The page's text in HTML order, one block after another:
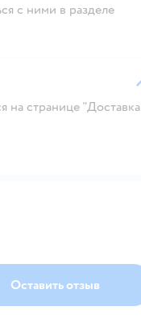
с ними в разделе
странице "Доставка
Оставить отзыв